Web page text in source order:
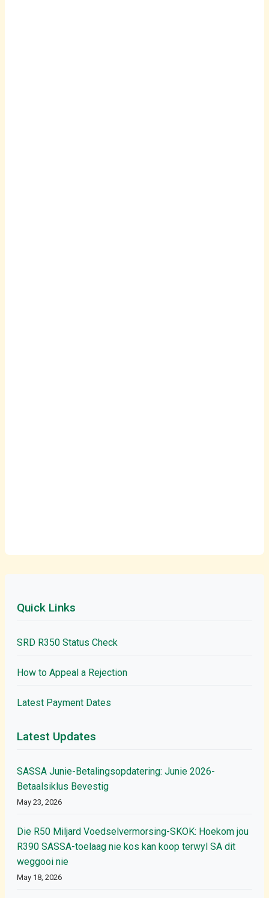
Quick Links
SRD R350 Status Check
How to Appeal a Rejection
Latest Payment Dates
Latest Updates
SASSA Junie-Betalingsopdatering: Junie 2026-
Betaalsiklus Bevestig
May 23, 2026
Die R50 Miljard Voedselvermorsing-SKOK: Hoekom jou
R390 SASSA-toelaag nie kos kan koop terwyl SA dit
weggooi nie
May 18, 2026